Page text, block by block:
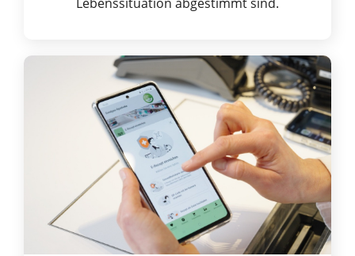
Lebenssituation abgestimmt sind.